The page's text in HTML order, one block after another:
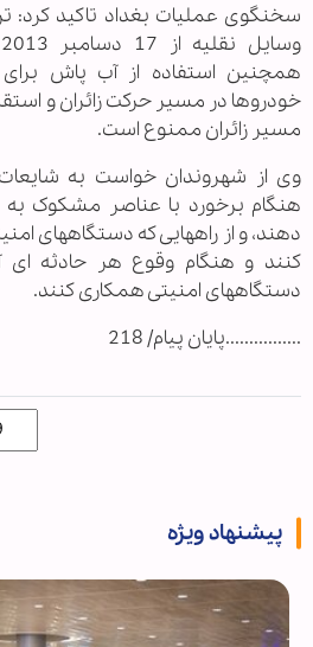
سخنگوی عملیات بغداد تاکید کرد:
همچنین استفاده از آب پاش برای
خودروها در مسیر حرکت زائران و
مسیر زائران ممنوع است.
وی از شهروندان خواست به
هنگام برخورد با عناصر مشکوک به
دهند، و از راههایی که دستگاههای
کنند و هنگام وقوع هر حادثه
دستگاههای امنیتی همکاری کنند.
................پایان پیام/ 218
پیشنهاد ویژه